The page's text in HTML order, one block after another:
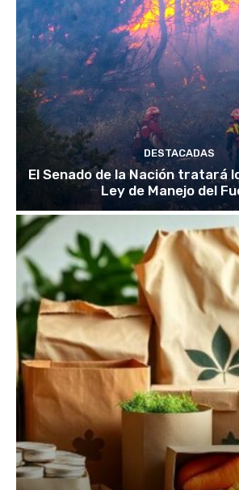
DESTACADAS
El Senado de la Nación tratará
Ley de Manejo del